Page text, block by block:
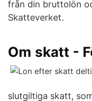
från din bruttolön
Skatteverket.
Om skatt -
slutgiltiga skatt,